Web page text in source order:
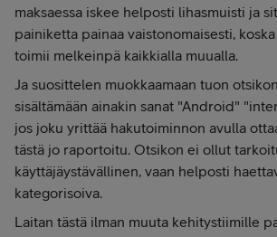
maksaessa iskee helposti lihasmuisti ja
painiketta painaa vaistonomaisesti,
toimii melkeinpä kaikkialla muualla.
Ja suosittelen muokkaamaan tuon
sisältämään ainakin sanat "Android"
jos joku yrittää hakutoiminnon avulla
tästä jo raportoitu. Otsikon ei ollut
käyttäjäystävällinen, vaan helposti
kategorisoiva.
Laitan tästä ilman muuta kehitystiimille